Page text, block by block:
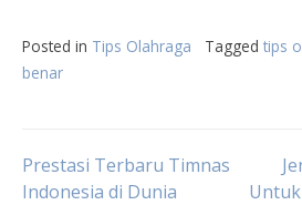
Posted in Tips Olahraga Tagged tips
benar
Post
Prestasi Terbaru Timnas
Indonesia di Dunia